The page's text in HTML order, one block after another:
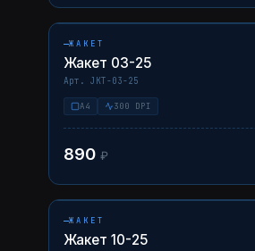
НАВЕДИТЕ — ФОТО ↗
ЖАКЕТ
Жакет 03-25
Арт. JKT-03-25
A4 300 DPI
890 ₽
НАВЕДИТЕ — ФОТО ↗
ЖАКЕТ
Жакет 10-25